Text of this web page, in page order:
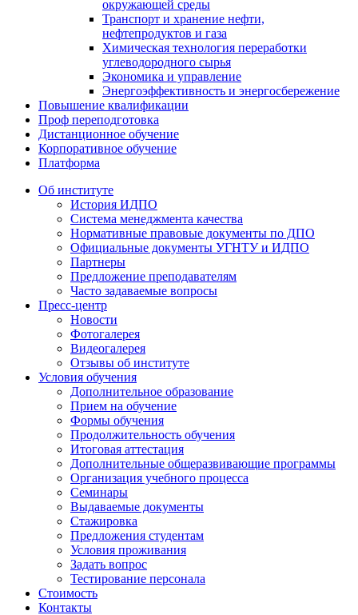
окружающей среды
Транспорт и хранение нефти,
нефтепродуктов и газа
Химическая технология переработки
углеводородного сырья
Экономика и управление
Энергоэффективность и энергосбережение
Повышение квалификации
Проф переподготовка
Дистанционное обучение
Корпоративное обучение
Платформа
Об институте
История ИДПО
Система менеджмента качества
Нормативные правовые документы по ДПО
Официальные документы УГНТУ и ИДПО
Партнеры
Предложение преподавателям
Часто задаваемые вопросы
Пресс-центр
Новости
Фотогалерея
Видеогалерея
Отзывы об институте
Условия обучения
Дополнительное образование
Прием на обучение
Формы обучения
Продолжительность обучения
Итоговая аттестация
Дополнительные общеразвивающие программы
Организация учебного процесса
Семинары
Выдаваемые документы
Стажировка
Предложения студентам
Условия проживания
Задать вопрос
Тестирование персонала
Стоимость
Контакты